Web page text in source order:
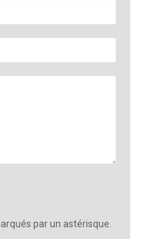
par un astérisque.